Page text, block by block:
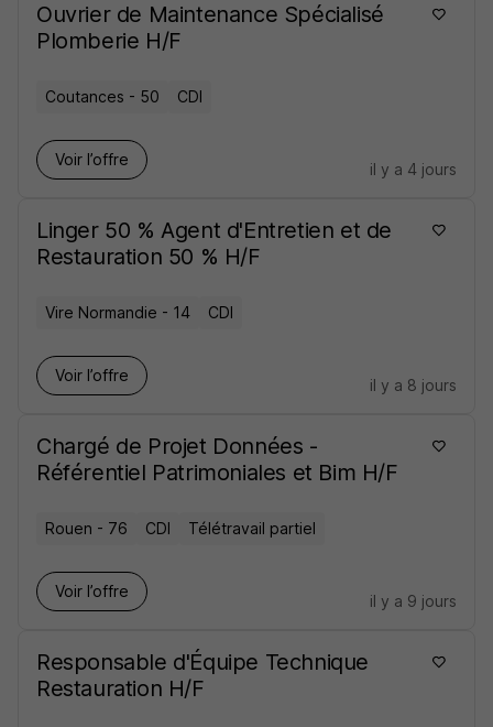
Ouvrier de Maintenance Spécialisé
Plomberie H/F
Coutances - 50 CDI
Voir l’offre
il y a 4 jours
Linger 50 % Agent d'Entretien et de
Restauration 50 % H/F
Vire Normandie - 14 CDI
Voir l’offre
il y a 8 jours
Chargé de Projet Données -
Référentiel Patrimoniales et Bim H/F
Rouen - 76 CDI Télétravail partiel
Voir l’offre
il y a 9 jours
Responsable d'Équipe Technique
Restauration H/F